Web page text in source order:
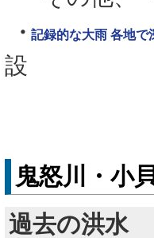
記録的な大雨 各地で
設
鬼怒川・小
過去の洪水